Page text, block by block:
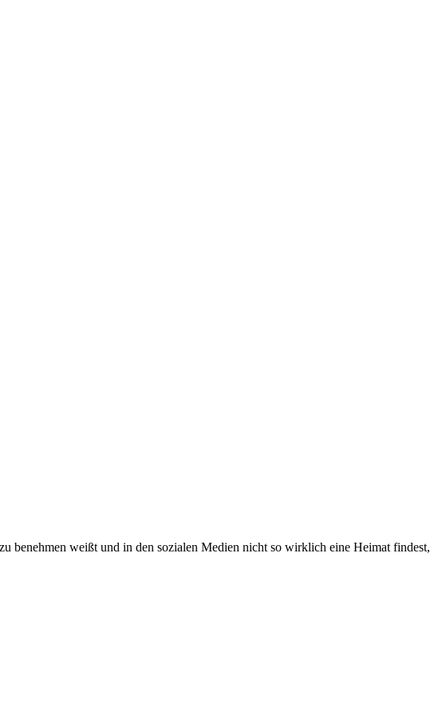
benehmen weißt und in den sozialen Medien nicht so wirklich eine Heimat findest,